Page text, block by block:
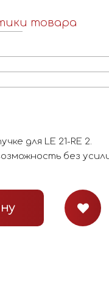
товара
для LE 21-RE 2.
без